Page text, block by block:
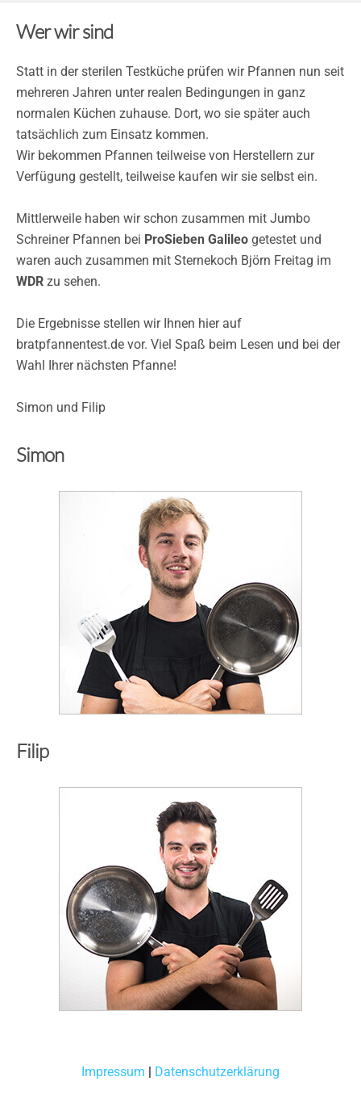
Wer wir sind
Statt in der sterilen Testküche prüfen wir Pfannen nun seit
mehreren Jahren unter realen Bedingungen in ganz
normalen Küchen zuhause. Dort, wo sie später auch
tatsächlich zum Einsatz kommen.
Wir bekommen Pfannen teilweise von Herstellern zur
Verfügung gestellt, teilweise kaufen wir sie selbst ein.
Mittlerweile haben wir schon zusammen mit Jumbo
Schreiner Pfannen bei ProSieben Galileo getestet und
waren auch zusammen mit Sternekoch Björn Freitag im
WDR zu sehen.
Die Ergebnisse stellen wir Ihnen hier auf
bratpfannentest.de vor. Viel Spaß beim Lesen und bei der
Wahl Ihrer nächsten Pfanne!
Simon und Filip
Simon
Filip
Impressum | Datenschutzerklärung